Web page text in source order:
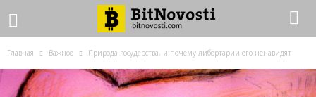
Главная Важное Природа государства, и почему либертарии его ненавидят